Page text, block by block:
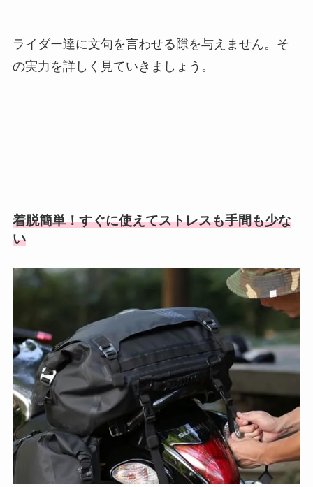
ライダー達に文句を言わせる隙を与えません。そ
の実力を詳しく見ていきましょう。
着脱簡単！すぐに使えてストレスも手間も少な
い